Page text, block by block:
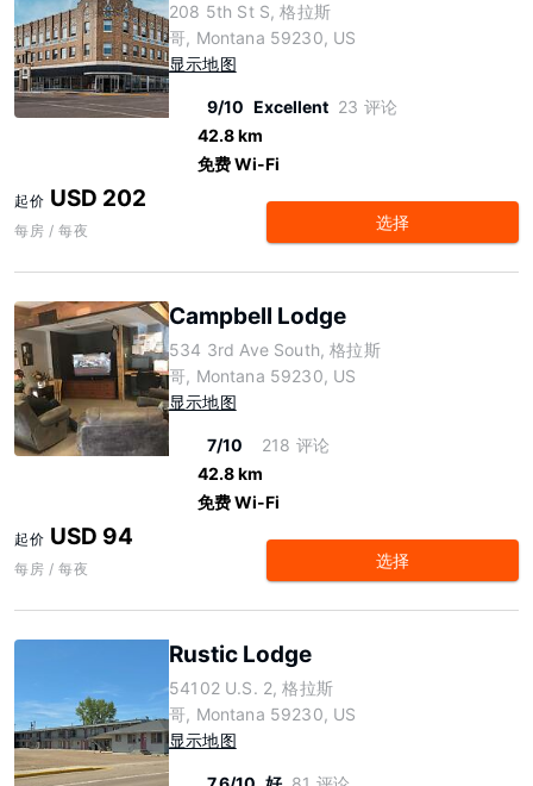
208 5th St S, 格拉斯
哥, Montana 59230, US
显示地图
9/10 Excellent 23 评论
42.8 km
免费 Wi-Fi
起价 USD 202
每房 / 每夜 选择
Campbell Lodge
534 3rd Ave South, 格拉斯
哥, Montana 59230, US
显示地图
7/10
218 评论
42.8 km
免费 Wi-Fi
起价 USD 94
每房 / 每夜 选择
Rustic Lodge
54102 U.S. 2, 格拉斯
哥, Montana 59230, US
显示地图